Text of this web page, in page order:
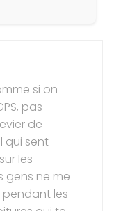
si on
pas
de
qui sent
les
gens ne me
pendant les